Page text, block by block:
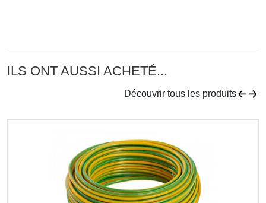
ILS ONT AUSSI ACHETÉ...
Découvrir tous les produits